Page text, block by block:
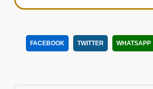
FACEBOOK TWITTER WHATSAPP